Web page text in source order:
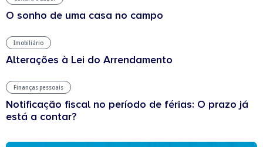
O sonho de uma casa no campo
Imobiliário
Alterações à Lei do Arrendamento
Finanças pessoais
Notificação fiscal no período de férias: O prazo já
está a contar?